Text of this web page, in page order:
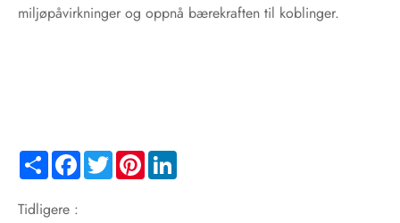
miljøpåvirkninger og oppnå bærekraften til koblinger.
Share Facebook
Twitter Pinterest
Tidligere :